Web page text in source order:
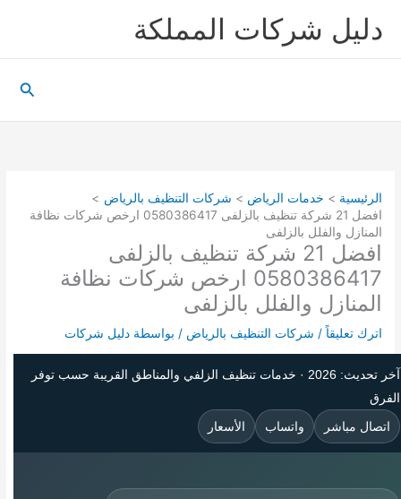
دليل شركات المملكة
الرئيسية خدمات الرياض
شركات التنظيف بالرياض
افضل 21 شركة تنظيف بالزلفى 0580386417 ارخص شركات نظافة
المنازل والفلل بالزلفى
افضل 21 شركة تنظيف بالزلفى
0580386417 ارخص شركات نظافة
المنازل والفلل بالزلفى
اترك تعليقاً / شركات التنظيف بالرياض / بواسطة دليل شركات
آخر تحديث: 2026 · خدمات تنظيف الزلفي والمناطق القريبة حسب توفر
الفرق
اتصال مباشر
واتساب الأسعار